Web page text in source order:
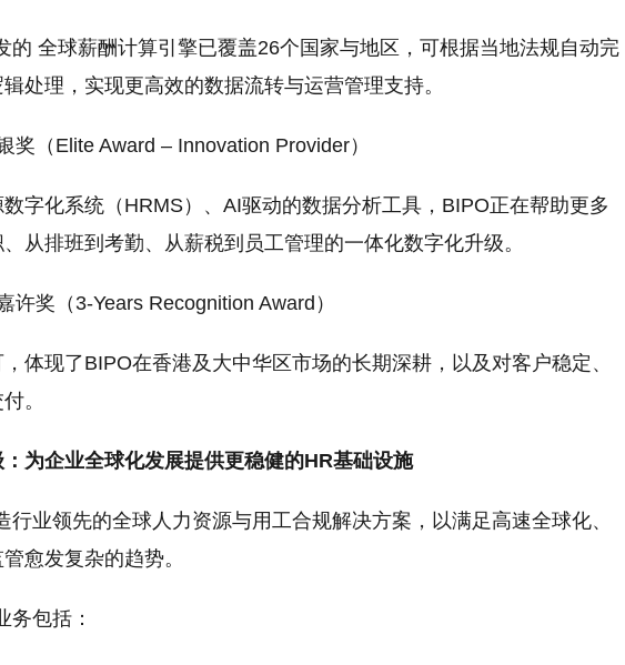
的 全球薪酬计算引擎已覆盖26个国家与地区，可根据当地法规自动完
处理，实现更高效的数据流转与运营管理支持。
奖（Elite Award – Innovation Provider）
字化系统（HRMS）、AI驱动的数据分析工具，BIPO正在帮助更多
从排班到考勤、从薪税到员工管理的一体化数字化升级。
许奖（3-Years Recognition Award）
体现了BIPO在香港及大中华区市场的长期深耕，以及对客户稳定、
。
为企业全球化发展提供更稳健的HR基础设施
行业领先的全球人力资源与用工合规解决方案，以满足高速全球化、
愈发复杂的趋势。
务包括：